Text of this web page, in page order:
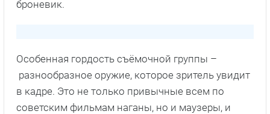
броневик.
Особенная гордость съёмочной группы –
разнообразное оружие, которое зритель увидит
в кадре. Это не только привычные всем по
советским фильмам наганы, но и маузеры, и